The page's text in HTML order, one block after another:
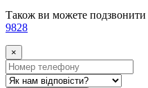
Також ви можете подзвонити
9828
×